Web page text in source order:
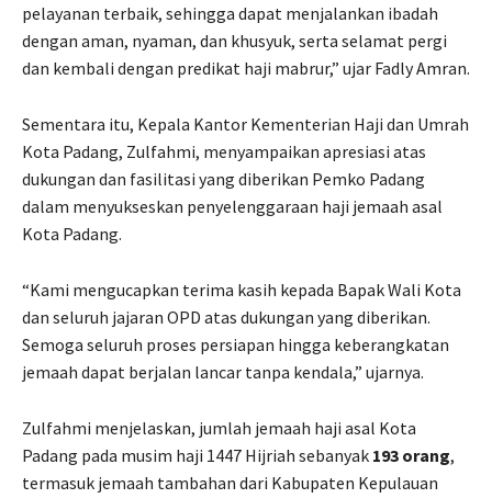
pelayanan terbaik, sehingga dapat menjalankan ibadah
dengan aman, nyaman, dan khusyuk, serta selamat pergi
dan kembali dengan predikat haji mabrur,” ujar Fadly Amran.
Sementara itu, Kepala Kantor Kementerian Haji dan Umrah
Kota Padang, Zulfahmi, menyampaikan apresiasi atas
dukungan dan fasilitasi yang diberikan Pemko Padang
dalam menyukseskan penyelenggaraan haji jemaah asal
Kota Padang.
“Kami mengucapkan terima kasih kepada Bapak Wali Kota
dan seluruh jajaran OPD atas dukungan yang diberikan.
Semoga seluruh proses persiapan hingga keberangkatan
jemaah dapat berjalan lancar tanpa kendala,” ujarnya.
Zulfahmi menjelaskan, jumlah jemaah haji asal Kota
Padang pada musim haji 1447 Hijriah sebanyak 193 orang,
termasuk jemaah tambahan dari Kabupaten Kepulauan